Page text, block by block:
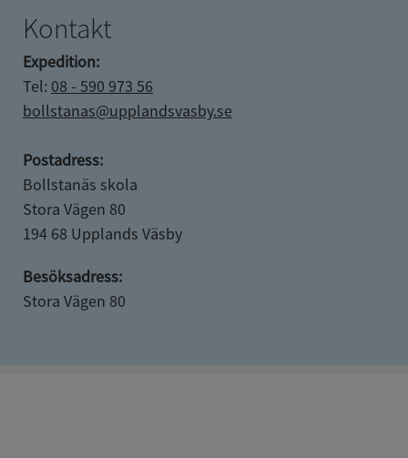
Kontakt
Expedition:
Tel: 08 - 590 973 56
bollstanas@upplandsvasby.se
Postadress:
Bollstanäs skola
Stora Vägen 80
194 68 Upplands Väsby
Besöksadress:
Stora Vägen 80